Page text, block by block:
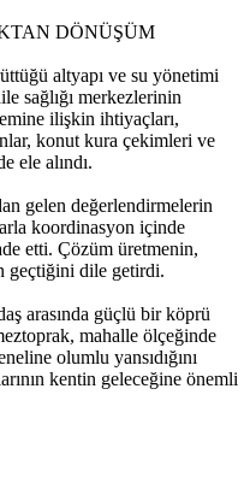
DÖNÜŞÜM
altyapı ve su yönetimi
sağlığı merkezlerinin
ilişkin ihtiyaçları,
konut kura çekimleri ve
ele alındı.
gelen değerlendirmelerin
koordinasyon içinde
etti. Çözüm üretmenin,
geçtiğini dile getirdi.
arasında güçlü bir köprü
mahalle ölçeğinde
olumlu yansıdığını
kentin geleceğine önemli